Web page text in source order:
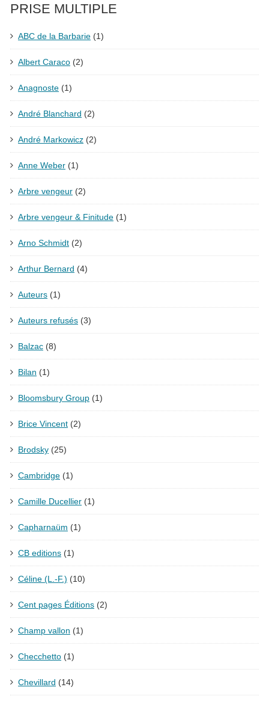
PRISE MULTIPLE
ABC de la Barbarie (1)
Albert Caraco (2)
Anagnoste (1)
André Blanchard (2)
André Markowicz (2)
Anne Weber (1)
Arbre vengeur (2)
Arbre vengeur & Finitude (1)
Arno Schmidt (2)
Arthur Bernard (4)
Auteurs (1)
Auteurs refusés (3)
Balzac (8)
Bilan (1)
Bloomsbury Group (1)
Brice Vincent (2)
Brodsky (25)
Cambridge (1)
Camille Ducellier (1)
Capharnaüm (1)
CB editions (1)
Céline (L.-F.) (10)
Cent pages Éditions (2)
Champ vallon (1)
Checchetto (1)
Chevillard (14)